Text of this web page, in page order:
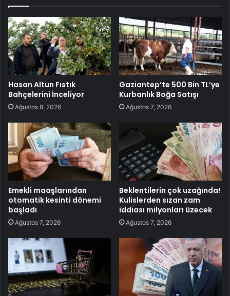
Hasan Altun Fıstık
Bahçelerini İnceliyor
Ağustos 8, 2026
Gaziantep’te 500 Bin TL’ye
Kurbanlık Boğa Satışı
Ağustos 7, 2026
Emekli maaşlarından
otomatik kesinti dönemi
başladı
Ağustos 7, 2026
Beklentilerin çok uzağında!
Kulislerden sızan zam
iddiası milyonları üzecek
Ağustos 7, 2026